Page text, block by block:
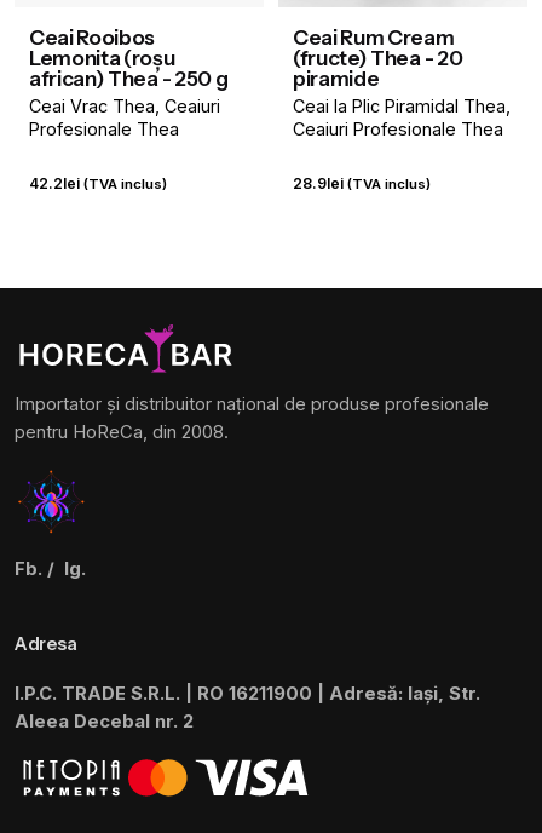
Ceai Rooibos
Lemonita (roșu
african) Thea - 250 g
Ceai Vrac Thea Ceaiuri
Profesionale Thea
42.2lei (TVA inclus)
Ceai Rum Cream
(fructe) Thea - 20
piramide
Ceai la Plic Piramidal Thea
Ceaiuri Profesionale Thea
28.9lei (TVA inclus)
Importator și distribuitor național de produse profesionale
pentru HoReCa, din 2008.
Fb. / Ig.
Adresa
I.P.C. TRADE S.R.L. | RO 16211900 | Adresă: Iași, Str.
Aleea Decebal nr. 2